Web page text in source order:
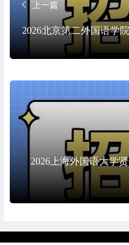
上一篇
2026北京第二外国语学
2026上海外国语大学